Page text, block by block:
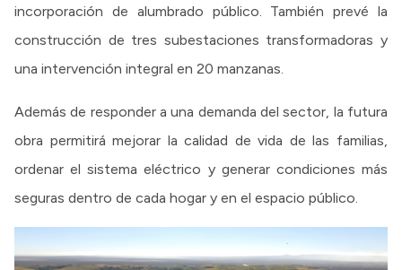
incorporación de alumbrado público. También prevé la
construcción de tres subestaciones transformadoras y
una intervención integral en 20 manzanas.
Además de responder a una demanda del sector, la futura
obra permitirá mejorar la calidad de vida de las familias,
ordenar el sistema eléctrico y generar condiciones más
seguras dentro de cada hogar y en el espacio público.